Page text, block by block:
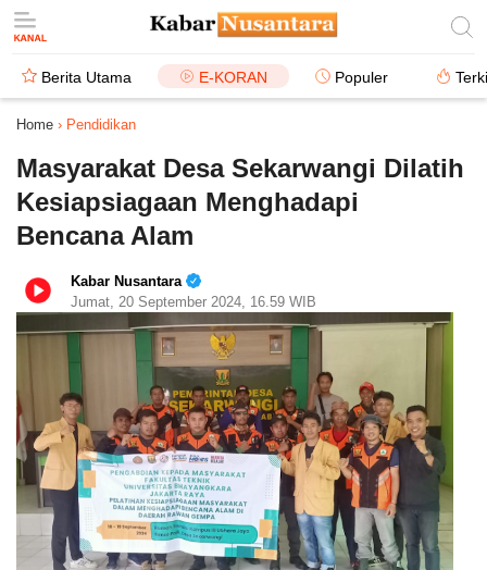
Berita Utama E-KORAN Populer
Home › Pendidikan
Masyarakat Desa Sekarwangi Dilatih
Kesiapsiagaan Menghadapi
Bencana Alam
Kabar Nusantara
Jumat, 20 September 2024, 16.59 WIB